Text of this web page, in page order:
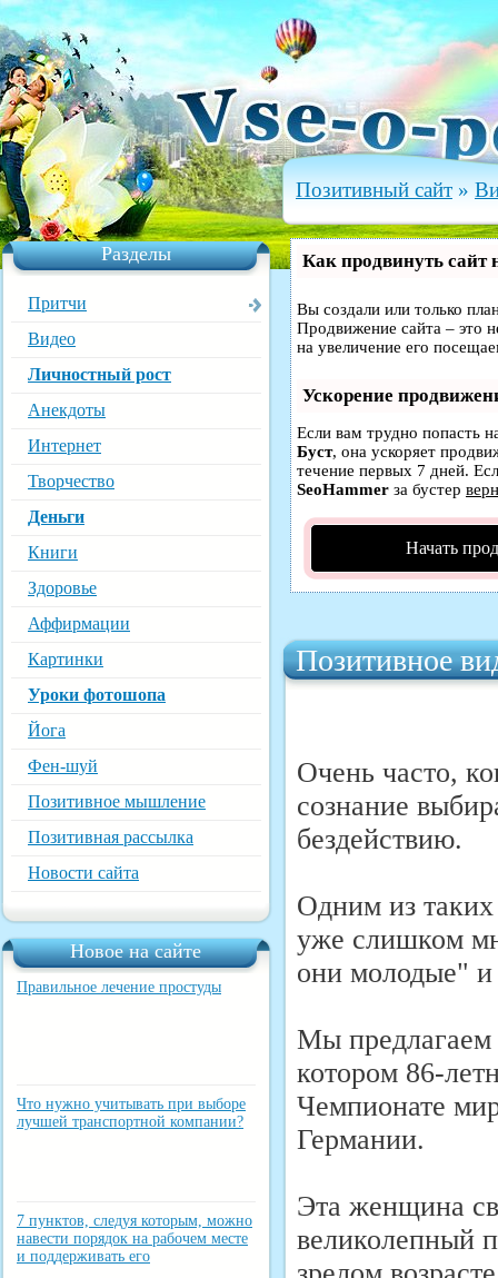
Разделы
Притчи
Видео
Личностный рост
Анекдоты
Интернет
Творчество
Деньги
Книги
Здоровье
Аффирмации
Картинки
Уроки фотошопа
Йога
Фен-шуй
Позитивное мышление
Позитивная рассылка
Новости сайта
Новое на сайте
Правильное лечение простуды
Что нужно учитывать при выборе
лучшей транспортной компании?
7 пунктов, следуя которым, можно
навести порядок на рабочем месте
и поддерживать его
Позитивный сайт »
Как продвинуть сайт
Вы создали или только
Продвижение сайта – это
на увеличение его
Ускорение
Если вам трудно попасть
Буст, она ускоряет
течение первых 7 дней.
SeoHammer за бустер
Начать
Позитивное
Очень часто,
сознание
бездействию.
Одним из таких
уже слишком
они молодые" и
Мы предлагаем
котором 86-
Чемпионате
Германии.
Эта женщина
великолепный